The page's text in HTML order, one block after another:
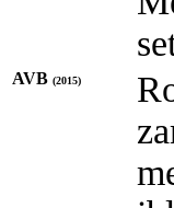
AVB (2015)